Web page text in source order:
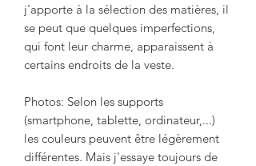
j'apporte à la sélection des matières, il
se peut que quelques imperfections,
qui font leur charme, apparaissent à
certains endroits de la veste.
Photos: Selon les supports
(smartphone, tablette, ordinateur,...)
les couleurs peuvent être légèrement
différentes. Mais j'essaye toujours de